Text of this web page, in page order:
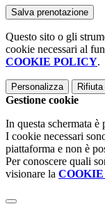
Questo sito o gli
cookie necessari al
COOKIE POLICY.
Personalizza
Gestione cookie
In questa schermata
I cookie necessari
piattaforma e non è
Per conoscere quali
visionare la